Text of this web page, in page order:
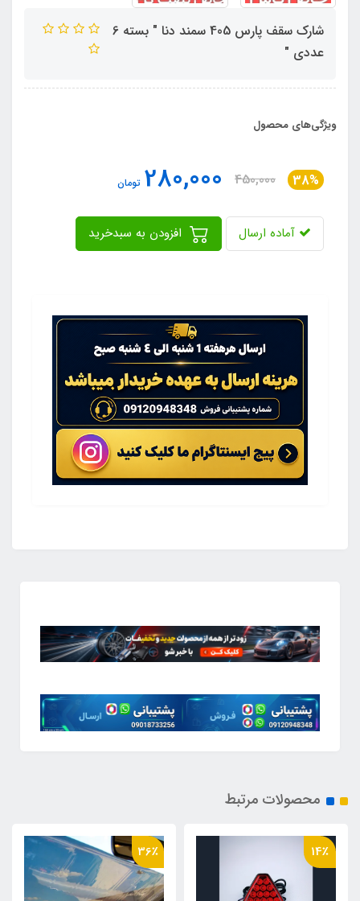
شارک سقف پارس 405 سمند دنا " بسته 6
عددی "
ویژگی‌های محصول
38%
450,000
280,000 تومان
آماده ارسال
محصولات مرتبط
29٪